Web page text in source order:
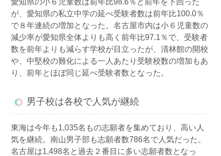
が、愛知県の私立中学の延べ受験者数は前年比100.0％
で８年連続の増加となった。名古屋市内は小６児童数の
減少率が愛知県全体よりも高く前年比97.1％で、受験者
数を前年よりも減らす学校が目立ったが、清林館の開校
や、中堅校の難化による一人あたり受験校数の増加もあ
り、前年とほぼ同じ延べ受験者数となった。
男子校は各校で人気が継続
東海は今年も1,035名もの志願者を集めており、高い人
気を継続。南山男子部も志願者数786名で人気だった。
名古屋は1,498名と過去２番目に多い志願者数となっ